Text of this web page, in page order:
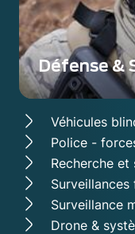
Défense &
Véhicules
Police -
Recherche et
Surveillance
Drone &